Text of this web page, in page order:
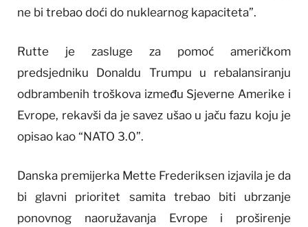
ne bi trebao doći do nuklearnog kapaciteta”.
Rutte je zasluge za pomoć američkom
predsjedniku Donaldu Trumpu u rebalansiranju
odbrambenih troškova između Sjeverne Amerike i
Evrope, rekavši da je savez ušao u jaču fazu koju je
opisao kao “NATO 3.0”.
Danska premijerka Mette Frederiksen izjavila je da
bi glavni prioritet samita trebao biti ubrzanje
ponovnog naoružavanja Evrope i proširenje